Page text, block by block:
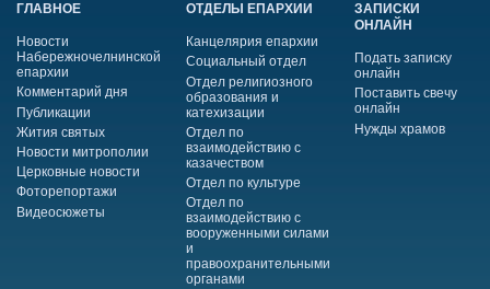
ГЛАВНОЕ
Новости
Набережночелнинской
епархии
Комментарий дня
Публикации
Жития святых
Новости митрополии
Церковные новости
Фоторепортажи
Видеосюжеты
ОТДЕЛЫ ЕПАРХИИ
Канцелярия епархии
Социальный отдел
Отдел религиозного
образования и
катехизации
Отдел по
взаимодействию с
казачеством
Отдел по культуре
Отдел по
взаимодействию с
вооруженными силами
и
правоохранительными
органами
ЗАПИСКИ
ОНЛАЙН
Подать записку
онлайн
Поставить свечу
онлайн
Нужды храмов